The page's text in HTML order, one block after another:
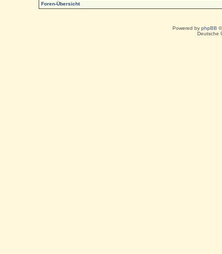
Foren-Übersicht
Powered by phpBB
Deutsche